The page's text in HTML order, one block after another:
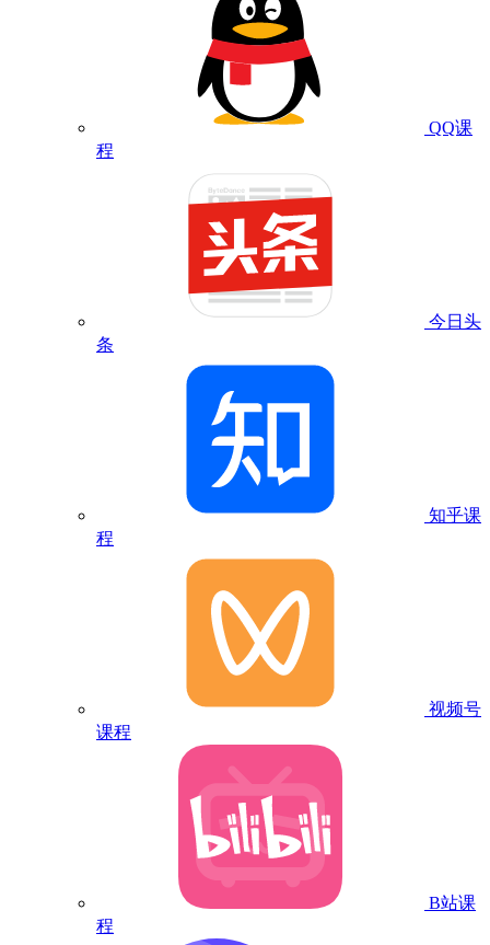
QQ课
程
今日头
条
知乎课
程
视频号
课程
B站课
程